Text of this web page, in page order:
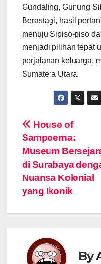
Gundaling, Gunung
Berastagi, hasil
menuju Sipiso-piso
menjadi pilihan tepat
perjalanan keluarga,
Sumatera Utara.
Navigasi
pos
House of
Sampoerna:
Museum
di Surabaya
Nuansa Kolonial
yang Ikonik
By